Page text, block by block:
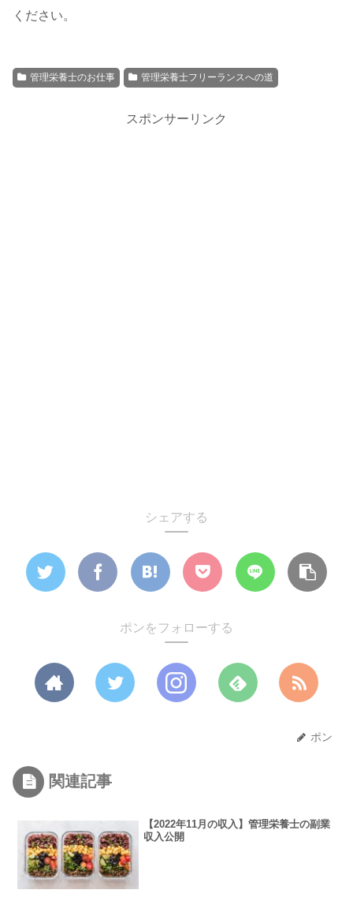
ください。
管理栄養士のお仕事 管理栄養士フリーランスへの道
スポンサーリンク
シェアする
ポンをフォローする
ポン
関連記事
【2022年11月の収入】管理栄養士の副業
収入公開